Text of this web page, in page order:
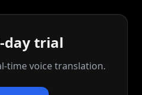
day trial
voice translation.